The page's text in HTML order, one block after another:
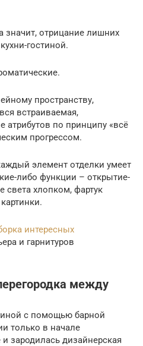
значит, отрицание лишних
гостиной.
пространству,
встраиваемая,
атрибутов по принципу «всё
прогрессом.
элемент отделки умеет
либо функции – открытие-
света хлопком, фартук
интересных
и гарнитуров
между
с помощью барной
только в начале
зародилась дизайнерская